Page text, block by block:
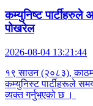
कम्युनिष्ट पार्टीहरुले
पोखरेल
2026-08-04 13:21:44
१९ साउन (२०८३),
कम्युनिस्ट पार्टीहरूले
व्यक्त गर्नुभएको छ ।